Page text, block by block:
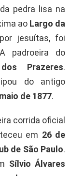
pedra lisa na
ao Largo da
jesuítas, foi
padroeira do
Prazeres.
do antigo
de 1877.
corrida oficial
em 26 de
de São Paulo.
Sílvio Álvares